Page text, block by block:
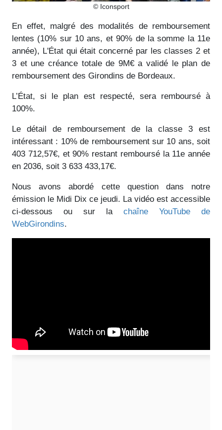
© Iconsport
En effet, malgré des modalités de remboursement
lentes (10% sur 10 ans, et 90% de la somme la 11e
année), L'État qui était concerné par les classes 2 et
3 et une créance totale de 9M€ a validé le plan de
remboursement des Girondins de Bordeaux.
L’État, si le plan est respecté, sera remboursé à
100%.
Le détail de remboursement de la classe 3 est
intéressant : 10% de remboursement sur 10 ans, soit
403 712,57€, et 90% restant remboursé la 11e année
en 2036, soit 3 633 433,17€.
Nous avons abordé cette question dans notre
émission le Midi Dix ce jeudi. La vidéo est accessible
ci-dessous ou sur la chaîne YouTube de
WebGirondins.